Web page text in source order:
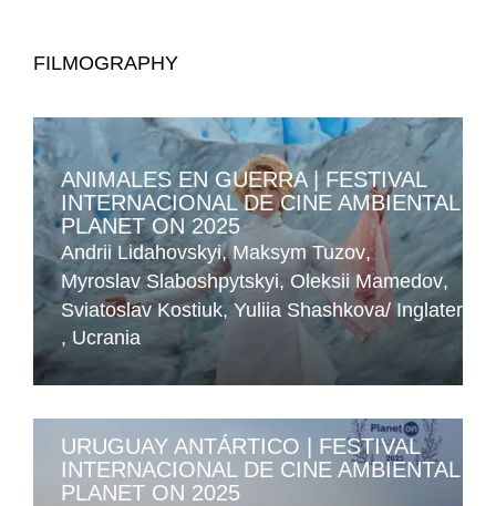
FILMOGRAPHY
ANIMALES EN GUERRA | FESTIVAL
INTERNACIONAL DE CINE AMBIENTAL •
PLANET ON 2025
Andrii Lidahovskyi Maksym Tuzov
Myroslav Slaboshpytskyi Oleksii Mamedov
Sviatoslav Kostiuk Yuliia Shashkova Inglaterra
Ucrania
URUGUAY ANTÁRTICO | FESTIVAL
INTERNACIONAL DE CINE AMBIENTAL •
PLANET ON 2025